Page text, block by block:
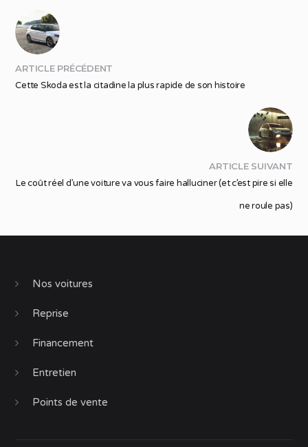
ARTICLE PRÉCÉDENT
Cette Skoda est la citadine la plus rapide de son histoire
ARTICLE SUIVANT
Le coût réel d’une voiture va vous faire halluciner (et c’est pire si elle
ne roule pas)
Nos voitures
Reprise
Financement
Entretien
Points de vente